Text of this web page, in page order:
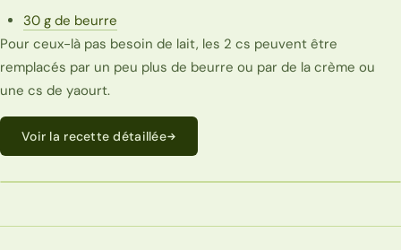
30 g de beurre
Pour ceux-là pas besoin de lait, les 2 cs peuvent être
remplacés par un peu plus de beurre ou par de la crème ou
une cs de yaourt.
Voir la recette détaillée